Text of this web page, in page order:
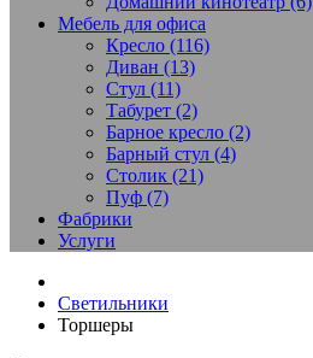
Мебель для офиса
Кресло (116)
Диван (13)
Стул (11)
Табурет (2)
Барное кресло (2)
Барный стул (4)
Столик (21)
Пуф (7)
Фабрики
Услуги
Светильники
Торшеры